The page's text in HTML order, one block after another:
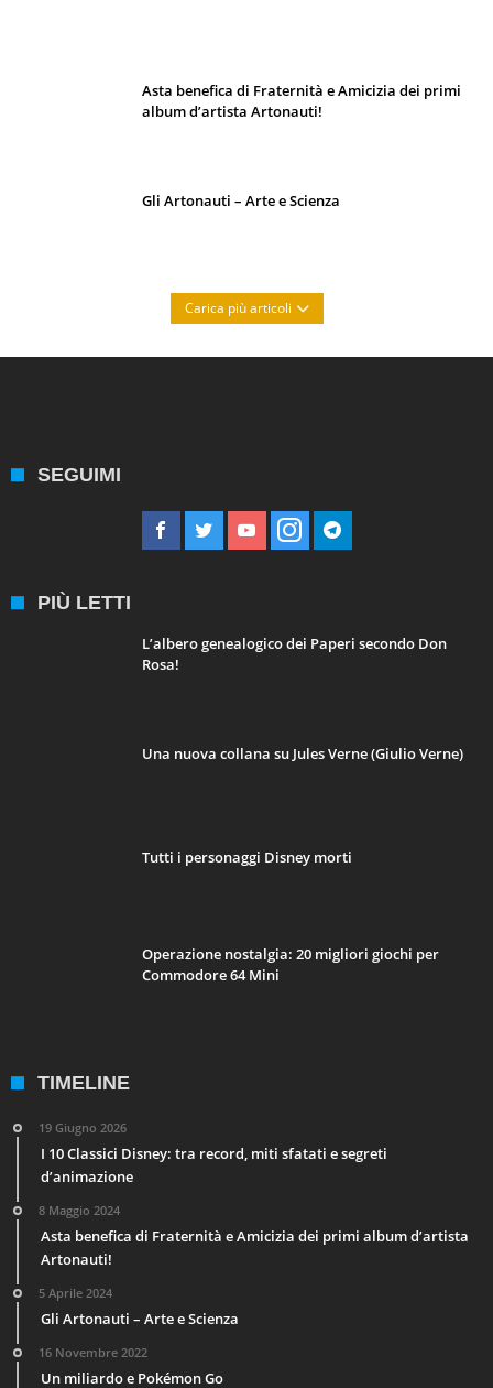
Asta benefica di Fraternità e Amicizia dei primi
album d’artista Artonauti!
Gli Artonauti – Arte e Scienza
Carica più articoli
SEGUIMI
PIÙ LETTI
L’albero genealogico dei Paperi secondo Don
Rosa!
Una nuova collana su Jules Verne (Giulio Verne)
Tutti i personaggi Disney morti
Operazione nostalgia: 20 migliori giochi per
Commodore 64 Mini
TIMELINE
19 Giugno 2026
I 10 Classici Disney: tra record, miti sfatati e segreti
d’animazione
8 Maggio 2024
Asta benefica di Fraternità e Amicizia dei primi album d’artista
Artonauti!
5 Aprile 2024
Gli Artonauti – Arte e Scienza
16 Novembre 2022
Un miliardo e Pokémon Go